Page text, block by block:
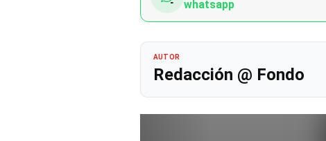
whatsapp
AUTOR
Redacción @ Fondo